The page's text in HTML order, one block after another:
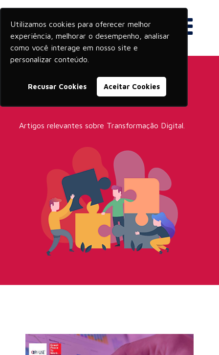
Utilizamos cookies para oferecer melhor
experiência, melhorar o desempenho, analisar
como você interage em nosso site e
personalizar conteúdo.
Recusar Cookies Aceitar Cookies
Transformação Digital
Artigos relevantes sobre Transformação Digital.